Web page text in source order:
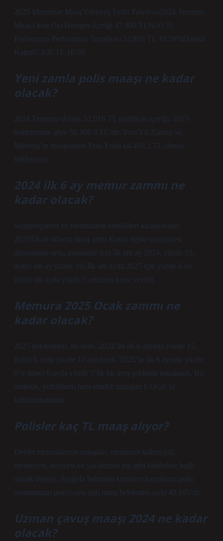
2025 Memurlar Maaş Yürüyüş Farkı Tabelvan2024 Temmuz
Maaş Oran (%) Hemşire İçeriği 47.909 TL%10.59
Performans Performans Temsilcisi 52.816 TL 10.59%Doktor
Kağıt97.836 TL 10.59.
Yeni zamla polis maaşı ne kadar
olacak?
2024 Temmuz-Aralık 52.816 TL politikası içeriği, 2025
beklentisine göre 58.308.9 TL’dir. Yeni Yıl Zammı ve
Müfettiş’in maaşlarının Yeni Yılda 64.405.2 TL olması
bekleniyor.
2024 ilk 6 ay memur zammı ne
kadar olacak?
Semiyetçilerin ve memurların emeklileri kiralayıcıları
2025/Ocak dönem maaş artışı Kamu toplu sözleşmesi
döneminde artış, memurlar için ilk altı ay 2024, yüzde 15,
ikinci altı ay yüzde 10; İlk altı ayda 2025 için yüzde 6 ve
ikinci altı ayda yüzde 5 artmaya karar verildi.
Memura 2025 Ocak zammı ne
kadar olacak?
2025 beklentileri, bu oran, 2024’ün ilk 6 ayında yüzde 15,
ikinci 6 ayda yüzde 10 açıklandı. 2025’in ilk 6 ayında yüzde
6’sı ikinci 6 ayda yüzde 5’lik bir artış şeklinde imzalandı. Bu
nedenle, yetkililerin ham emekli maaşları 6 Ocak’ta
kullanılmaktadır.
Polisler kaç TL maaş alıyor?
Devlet memurlarının maaşları, memurun kıdem yılı,
mezuniyet, seviyesi ve yılı hizmet yılı gibi faktörlere bağlı
olarak değişir. Aşağıda belirtilen kriterleri karşılayan polis
memurunun pozisyonu için maaş beklentisi ayda 49.195’tir.
Uzman çavuş maaşı 2024 ne kadar
olacak?